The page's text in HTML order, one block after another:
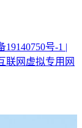
19140750号-1 |
联网虚拟专用网